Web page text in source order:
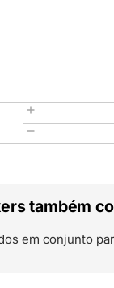
também
em conjunto